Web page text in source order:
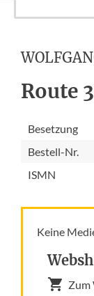
Route
Besetzung
Bestell-Nr.
ISMN
Keine
Zum